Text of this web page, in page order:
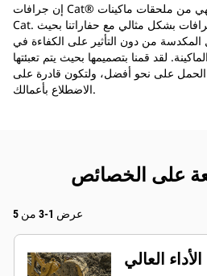
إن جرافات Cat®‎ أكثر من مجرد أداة إضافية، فهي من ملحقات ماكينات
Cat. تتوازن كل جرافة من الجرافات بشكل مثالي مع حفاراتنا بحيث
المكدسة من دون التأثير على الكفاءة في
لقد قمنا بتصميمها بحيث يتم تعبئتها
على نحو أفضل، ولتكون قادرة على
الاضطلاع بأعمالك.
على الخصائص
عرض 1-3 من 5
الأداء العالي